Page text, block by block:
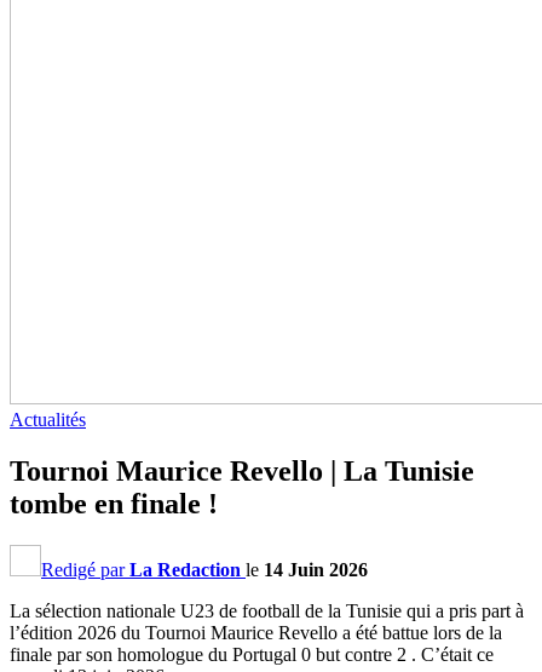
Actualités
Tournoi Maurice Revello | La Tunisie
tombe en finale !
Redigé parLa Redaction le 14 Juin 2026
La sélection nationale U23 de football de la Tunisie qui a pris part à
l’édition 2026 du Tournoi Maurice Revello a été battue lors de la
finale par son homologue du Portugal 0 but contre 2 . C’était ce